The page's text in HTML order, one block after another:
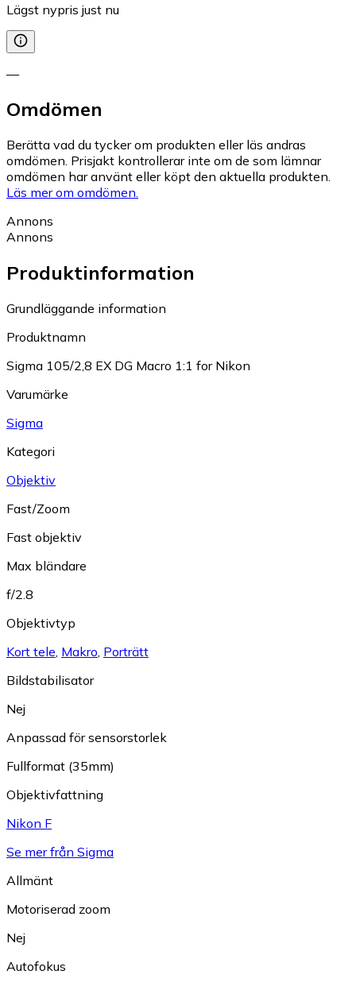
Lägst nypris just nu
—
Omdömen
Berätta vad du tycker om produkten eller läs andras
omdömen. Prisjakt kontrollerar inte om de som lämnar
omdömen har använt eller köpt den aktuella produkten.
Läs mer om omdömen.
Annons
Annons
Produktinformation
Grundläggande information
Produktnamn
Sigma 105/2,8 EX DG Macro 1:1 for Nikon
Varumärke
Sigma
Kategori
Objektiv
Fast/Zoom
Fast objektiv
Max bländare
f/2.8
Objektivtyp
Kort tele, Makro, Porträtt
Bildstabilisator
Nej
Anpassad för sensorstorlek
Fullformat (35mm)
Objektivfattning
Nikon F
Se mer från Sigma
Allmänt
Motoriserad zoom
Nej
Autofokus